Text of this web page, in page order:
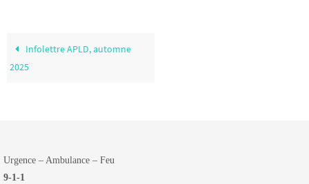
Infolettre APLD, automne
2025
Urgence – Ambulance – Feu
9-1-1